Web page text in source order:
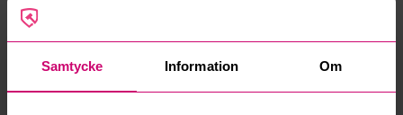
Samtycke Information Om
Kan jag ångra ett bud?